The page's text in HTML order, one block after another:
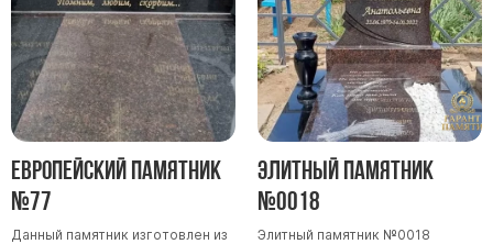
Европейский памятник
№77
Данный памятник изготовлен из
Элитный памятник
№0018
Элитный памятник №0018